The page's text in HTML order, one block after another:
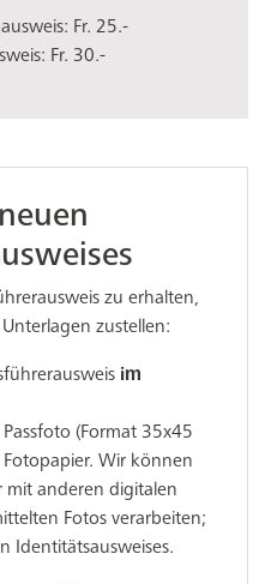
Fr. 25.-
Fr. 30.-
zu erhalten,
zustellen:
im
(Format 35x45
Wir können
mit anderen digitalen
Fotos verarbeiten;
Identitätsausweises.